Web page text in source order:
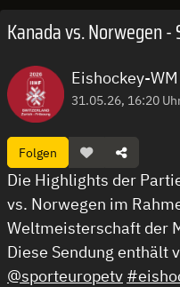
Kanada vs. Norwegen
Eishockey-
31.05.26, 16:20
Folgen
Die Highlights der
vs. Norwegen im
Weltmeisterschaft der
Diese Sendung enthält
@sporteuropetv